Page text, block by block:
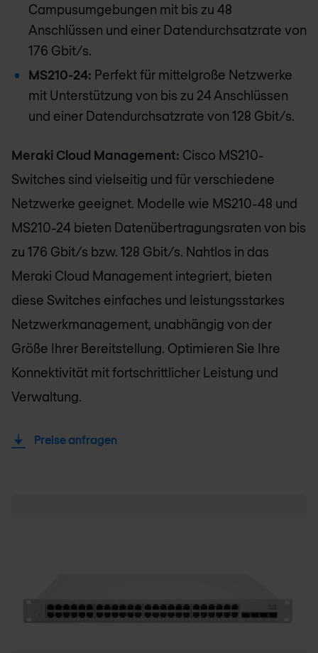
Campusumgebungen mit bis zu 48
Anschlüssen und einer Datendurchsatzrate von
176 Gbit/s.
MS210-24: Perfekt für mittelgroße Netzwerke
mit Unterstützung von bis zu 24 Anschlüssen
und einer Datendurchsatzrate von 128 Gbit/s.
Meraki Cloud Management: Cisco MS210-
Switches sind vielseitig und für verschiedene
Netzwerke geeignet. Modelle wie MS210-48 und
MS210-24 bieten Datenübertragungsraten von bis
zu 176 Gbit/s bzw. 128 Gbit/s. Nahtlos in das
Meraki Cloud Management integriert, bieten
diese Switches einfaches und leistungsstarkes
Netzwerkmanagement, unabhängig von der
Größe Ihrer Bereitstellung. Optimieren Sie Ihre
Konnektivität mit fortschrittlicher Leistung und
Verwaltung.
Preise anfragen